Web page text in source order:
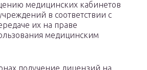
медицинских кабинетов
в соответствии с
их на праве
медицинским
получение лицензий на